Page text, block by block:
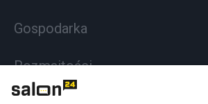
Gospodarka
Rozmaitości